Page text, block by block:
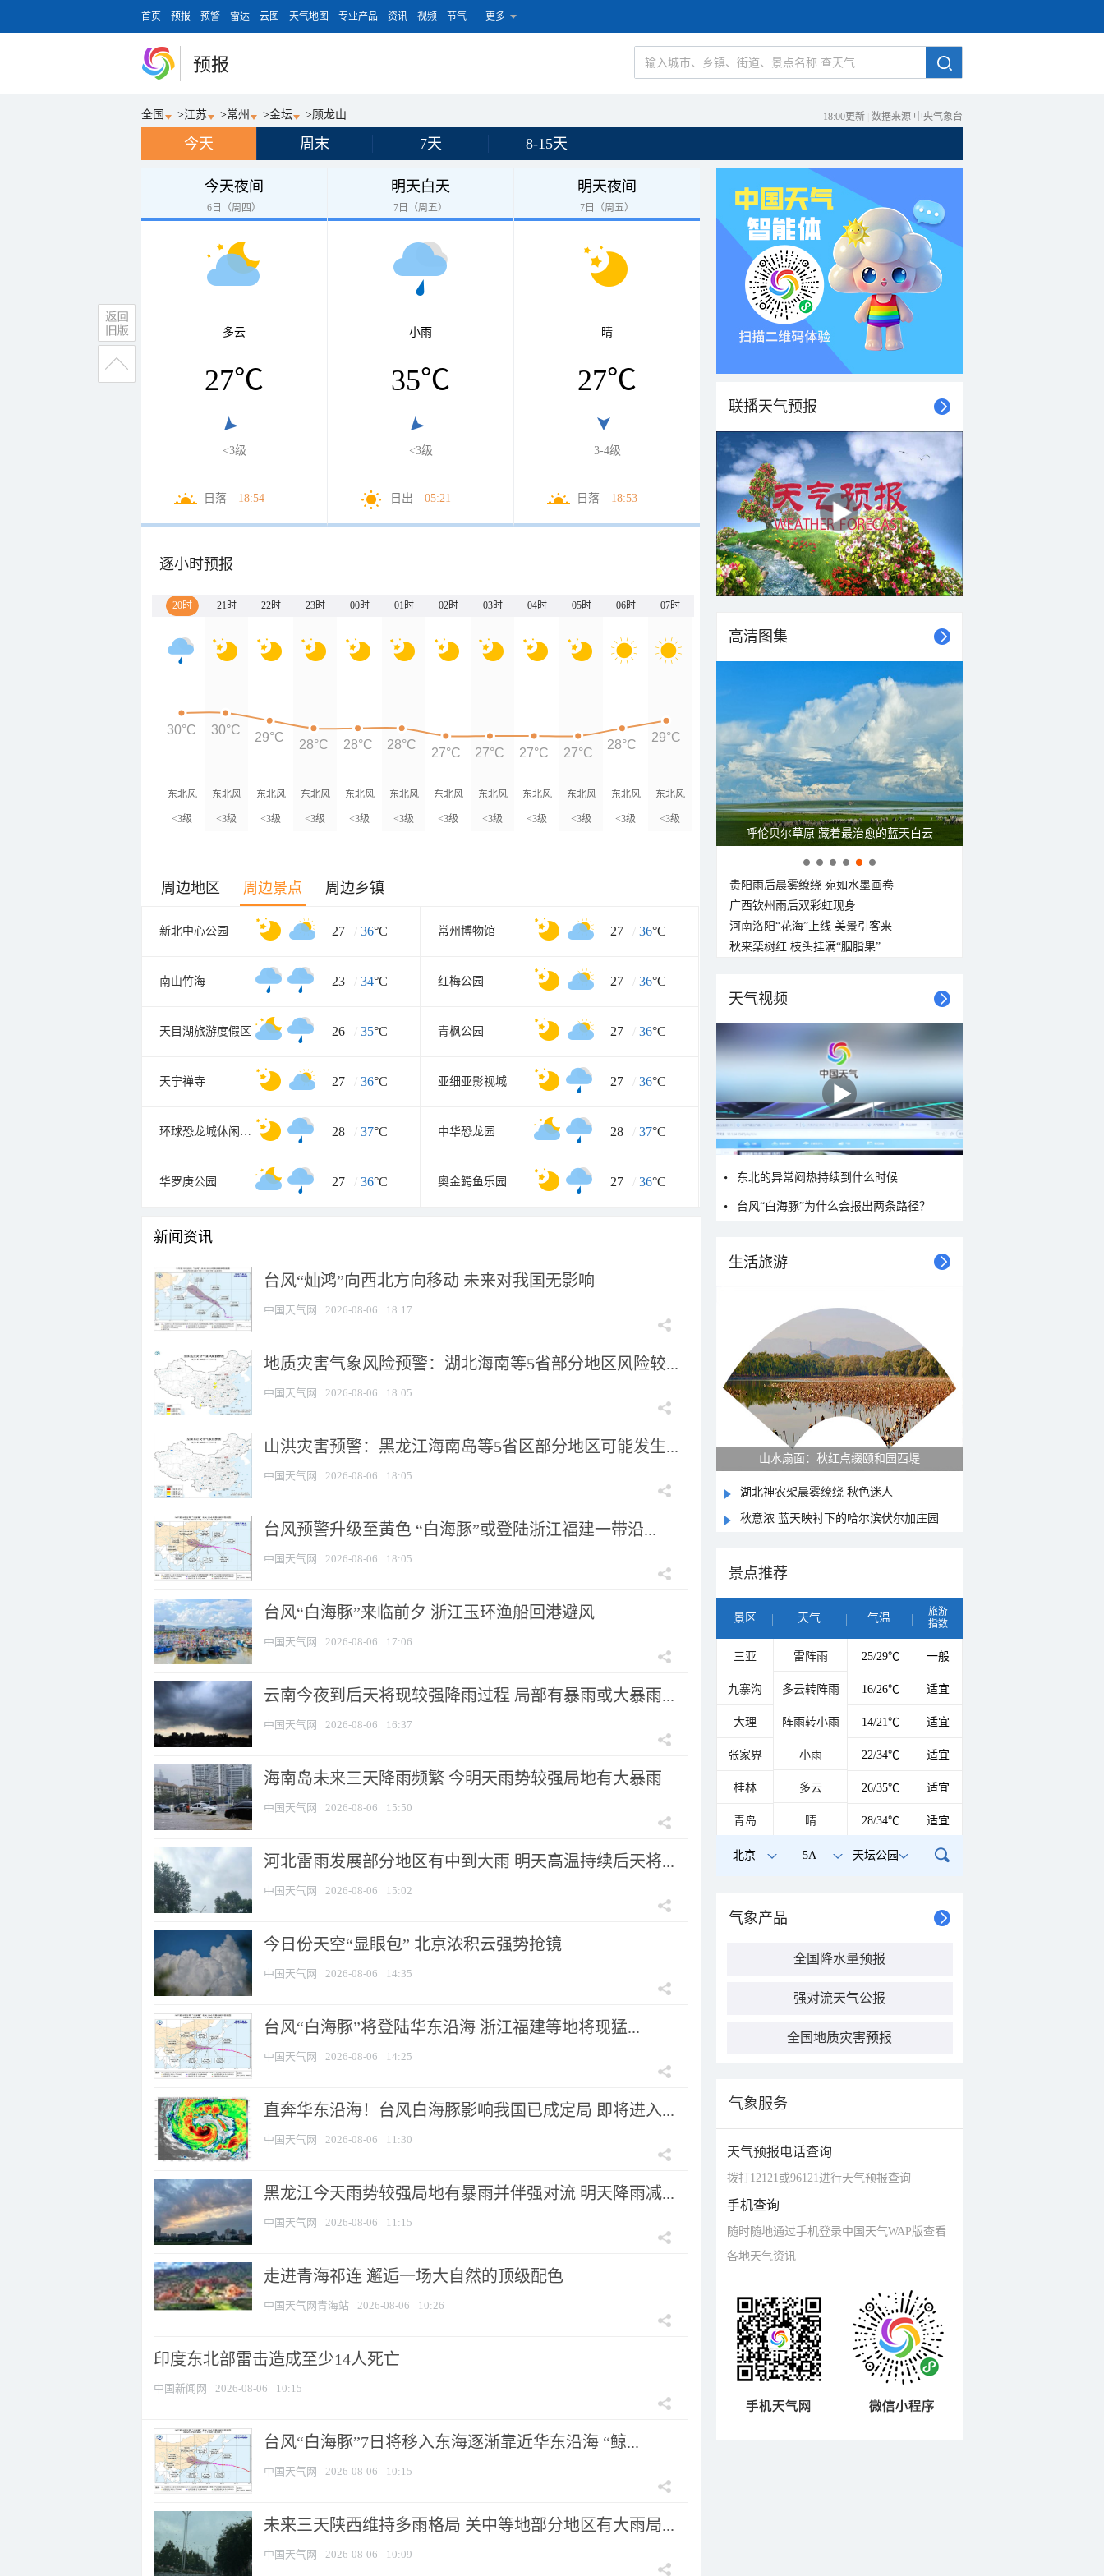
首页 预报 预警 雷达 云图 天气地图 专业产品 资讯 视频 节气 更多
预报
全国 >江苏 >常州 >金坛 >顾龙山 18:00更新 数据来源 中央气象台
今天 周末 7天 8-15天
今天夜间
6日（周四）
多云
27℃
<3级
日落 18:54
明天白天
7日（周五）
小雨
35℃
<3级
日出 05:21
明天夜间
7日（周五）
晴
27℃
3-4级
日落 18:53
逐小时预报
20时 21时 22时 23时 00时 01时 02时 03时 04时 05时 06时 07时
东北风
<3级
东北风
<3级
东北风
<3级
东北风
<3级
东北风
<3级
东北风
<3级
东北风
<3级
东北风
<3级
东北风
<3级
东北风
<3级
东北风
<3级
东北风
<3级
30°C 30°C
29°C
28°C 28°C 28°C
27°C 27°C 27°C 27°C
28°C
29°C
周边地区 周边景点 周边乡镇
新北中心公园 27 / 36°C 常州博物馆 27 / 36°C
南山竹海 23 / 34°C 红梅公园 27 / 36°C
天目湖旅游度假区 26 / 35°C 青枫公园 27 / 36°C
天宁禅寺 27 / 36°C 亚细亚影视城 27 / 36°C
环球恐龙城休闲旅游区 28 / 37°C 中华恐龙园 28 / 37°C
华罗庚公园 27 / 36°C 奥金鳄鱼乐园 27 / 36°C
新闻资讯
台风“灿鸿”向西北方向移动 未来对我国无影响
中国天气网 2026-08-06 18:17
地质灾害气象风险预警：湖北海南等5省部分地区风险较...
中国天气网 2026-08-06 18:05
山洪灾害预警：黑龙江海南岛等5省区部分地区可能发生...
中国天气网 2026-08-06 18:05
台风预警升级至黄色 “白海豚”或登陆浙江福建一带沿...
中国天气网 2026-08-06 18:05
台风“白海豚”来临前夕 浙江玉环渔船回港避风
中国天气网 2026-08-06 17:06
云南今夜到后天将现较强降雨过程 局部有暴雨或大暴雨...
中国天气网 2026-08-06 16:37
海南岛未来三天降雨频繁 今明天雨势较强局地有大暴雨
中国天气网 2026-08-06 15:50
河北雷雨发展部分地区有中到大雨 明天高温持续后天将...
中国天气网 2026-08-06 15:02
今日份天空“显眼包” 北京浓积云强势抢镜
中国天气网 2026-08-06 14:35
台风“白海豚”将登陆华东沿海 浙江福建等地将现猛...
中国天气网 2026-08-06 14:25
直奔华东沿海！台风白海豚影响我国已成定局 即将进入...
中国天气网 2026-08-06 11:30
黑龙江今天雨势较强局地有暴雨并伴强对流 明天降雨减...
中国天气网 2026-08-06 11:15
走进青海祁连 邂逅一场大自然的顶级配色
中国天气网青海站 2026-08-06 10:26
印度东北部雷击造成至少14人死亡
中国新闻网 2026-08-06 10:15
台风“白海豚”7日将移入东海逐渐靠近华东沿海 “鲸...
中国天气网 2026-08-06 10:15
未来三天陕西维持多雨格局 关中等地部分地区有大雨局...
中国天气网 2026-08-06 10:09
联播天气预报
高清图集
呼伦贝尔草原 藏着最治愈的蓝天白云
贵阳雨后晨雾缭绕 宛如水墨画卷
广西钦州雨后双彩虹现身
河南洛阳“花海”上线 美景引客来
秋来栾树红 枝头挂满“胭脂果”
天气视频
东北的异常闷热持续到什么时候
台风“白海豚”为什么会报出两条路径？
生活旅游
山水扇面：秋红点缀颐和园西堤
湖北神农架晨雾缭绕 秋色迷人
秋意浓 蓝天映衬下的哈尔滨伏尔加庄园
景点推荐
景区 天气 气温
旅游
指数
三亚 雷阵雨 25/29℃ 一般
九寨沟 多云转阵雨 16/26℃ 适宜
大理 阵雨转小雨 14/21℃ 适宜
张家界 小雨 22/34℃ 适宜
桂林 多云 26/35℃ 适宜
青岛 晴 28/34℃ 适宜
北京 5A 天坛公园
气象产品
全国降水量预报
强对流天气公报
全国地质灾害预报
气象服务
天气预报电话查询
拨打12121或96121进行天气预报查询
手机查询
随时随地通过手机登录中国天气WAP版查看
各地天气资讯